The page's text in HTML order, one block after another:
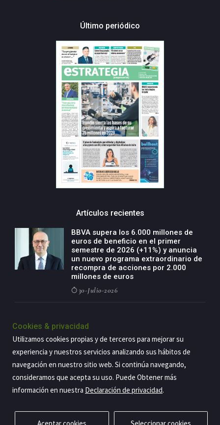
Último periódico
Artículos recientes
BBVA supera los 6.000 millones de
euros de beneficio en el primer
semestre de 2026 (+11%) y anuncia
un nuevo programa extraordinario de
recompra de acciones por 2.000
millones de euros
30-Julio-2026
negocio agro con un modelo global
de especialización presente en siete
países
29-Julio-2026
Cookies & privacidad
Utilizamos cookies propias y de terceros para mejorar su
experiencia y nuestros servicios analizando sus hábitos de
navegación en nuestro sitio web. Si continúa navegando,
consideramos que acepta su uso. Puede Obtener más
información en nuestra Declaración de privacidad.